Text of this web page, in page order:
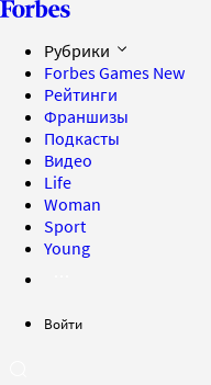
Рубрики
Forbes Games New
Рейтинги
Франшизы
Подкасты
Видео
Life
Woman
Sport
Young
Войти